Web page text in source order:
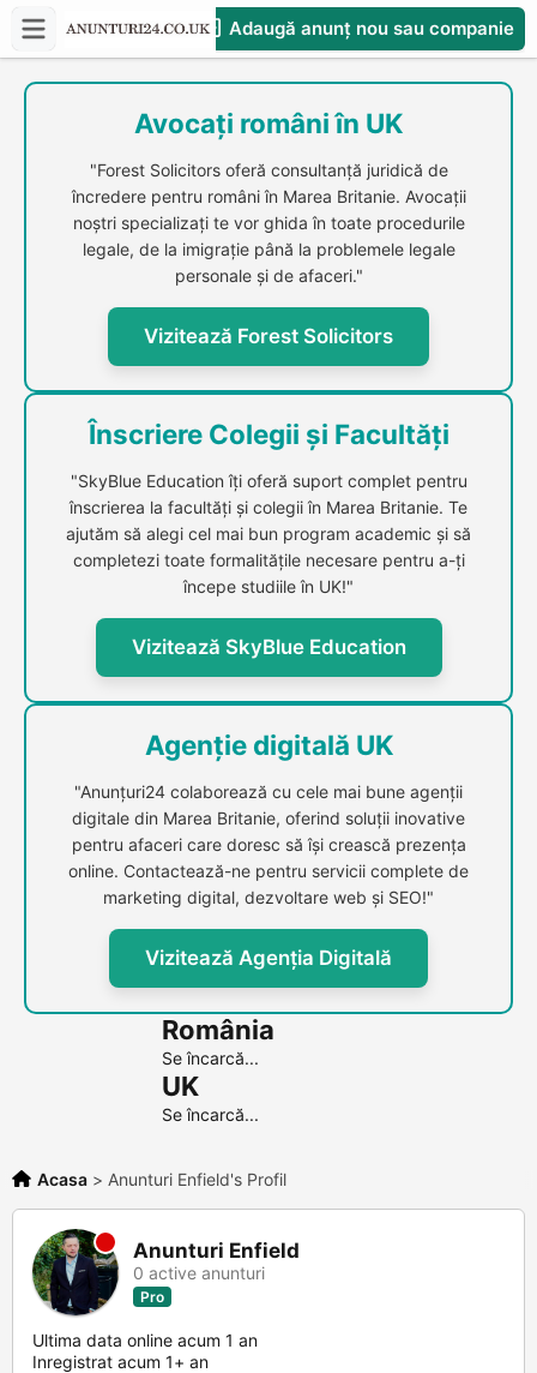
Adaugă anunț nou sau companie
CompaniesS
Avocați români în UK
"Forest Solicitors oferă consultanță juridică de
încredere pentru români în Marea Britanie. Avocații
noștri specializați te vor ghida în toate procedurile
legale, de la imigrație până la problemele legale
personale și de afaceri."
Vizitează Forest Solicitors
Înscriere Colegii și Facultăți
"SkyBlue Education îți oferă suport complet pentru
înscrierea la facultăți și colegii în Marea Britanie. Te
ajutăm să alegi cel mai bun program academic și să
completezi toate formalitățile necesare pentru a-ți
începe studiile în UK!"
Vizitează SkyBlue Education
Agenție digitală UK
"Anunțuri24 colaborează cu cele mai bune agenții
digitale din Marea Britanie, oferind soluții inovative
pentru afaceri care doresc să își crească prezența
online. Contactează-ne pentru servicii complete de
marketing digital, dezvoltare web și SEO!"
Vizitează Agenția Digitală
România
Se încarcă...
UK
Se încarcă...
Acasa > Anunturi Enfield's Profil
Anunturi Enfield
0 active anunturi
Pro
Ultima data online acum 1 an
Inregistrat acum 1+ an